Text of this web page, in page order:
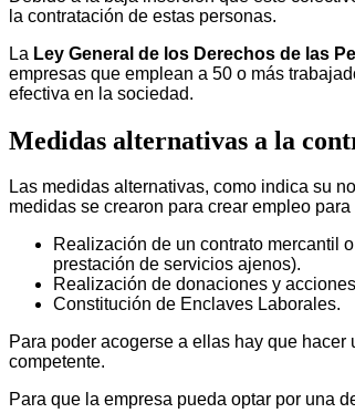
la contratación de estas personas.
La Ley General de los Derechos de las
empresas que emplean a 50 o más
efectiva en la sociedad.
Medidas alternativas a la
Las medidas alternativas, como indica su
medidas se crearon para crear empleo
Realización de un contrato mercantil
prestación de servicios ajenos).
Realización de donaciones y
Constitución de Enclaves Laborales.
Para poder acogerse a ellas hay que
competente.
Para que la empresa pueda optar por una